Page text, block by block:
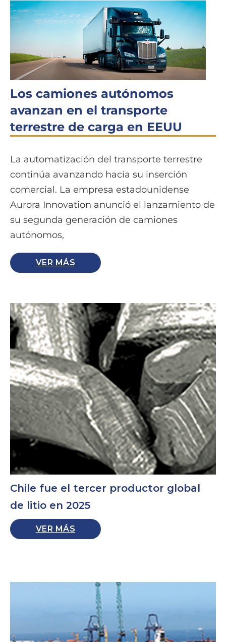
Los camiones autónomos
avanzan en el transporte
terrestre de carga en EEUU
La automatización del transporte terrestre
continúa avanzando hacia su inserción
comercial. La empresa estadounidense
Aurora Innovation anunció el lanzamiento de
su segunda generación de camiones
autónomos,
VER MÁS
Chile fue el tercer productor global
de litio en 2025
VER MÁS